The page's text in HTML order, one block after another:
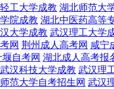
工大学成教 湖北师范大
院成教 湖北中医药高等
大学成教 武汉理工大学
网 荆州成人高考网 咸宁
堰自考网 湖北成人高考报
武汉科技大学成教 武汉理
范大学自考招生网 武汉